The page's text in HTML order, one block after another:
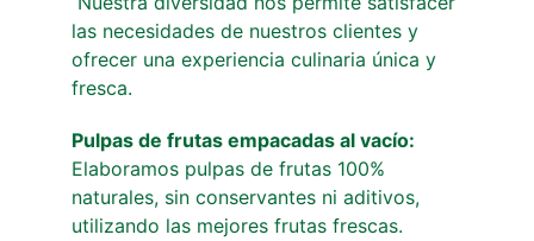
las necesidades de nuestros clientes y
ofrecer una experiencia culinaria única y
fresca.
Pulpas de frutas empacadas al vacío:
Elaboramos pulpas de frutas 100%
naturales, sin conservantes ni aditivos,
utilizando las mejores frutas frescas.